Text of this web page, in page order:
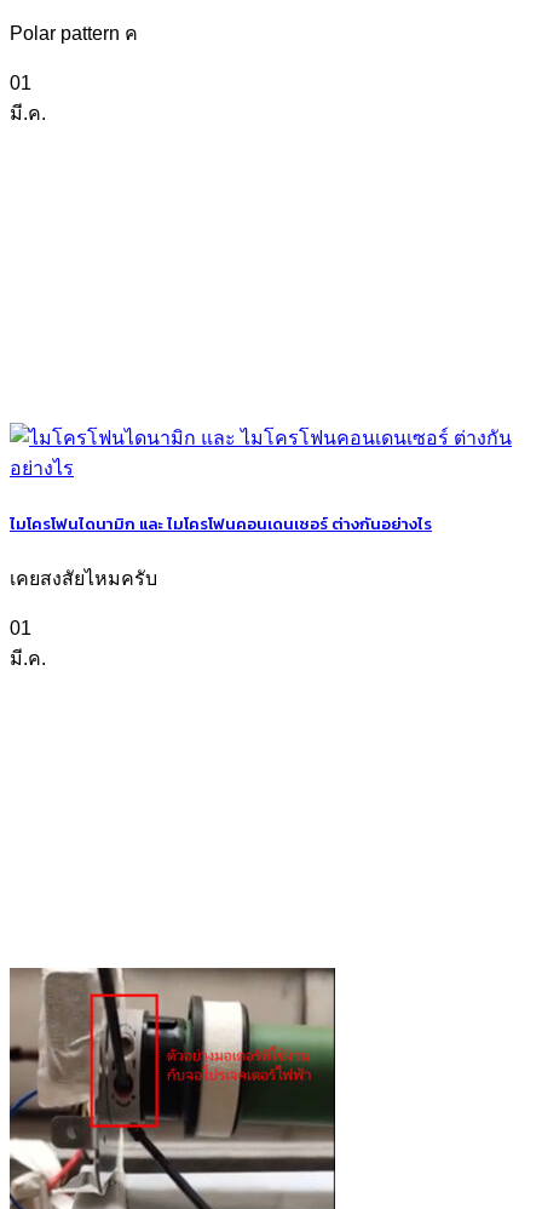
Polar pattern ค
01
มี.ค.
ไมโครโฟนไดนามิก และ ไมโครโฟนคอนเดนเซอร์ ต่างกันอย่างไร
เคยสงสัยไหมครับ
01
มี.ค.